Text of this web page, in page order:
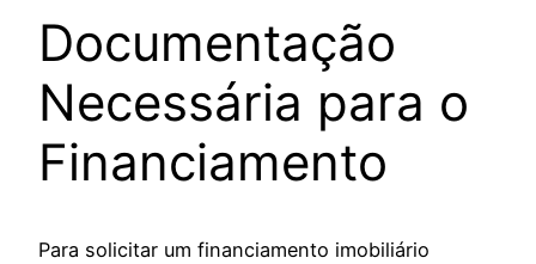
Documentação
Necessária para o
Financiamento
Para solicitar um financiamento imobiliário